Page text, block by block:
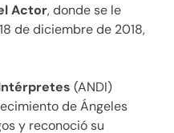
Actor, donde se le
de diciembre de 2018,
(ANDI)
de Ángeles
y reconoció su